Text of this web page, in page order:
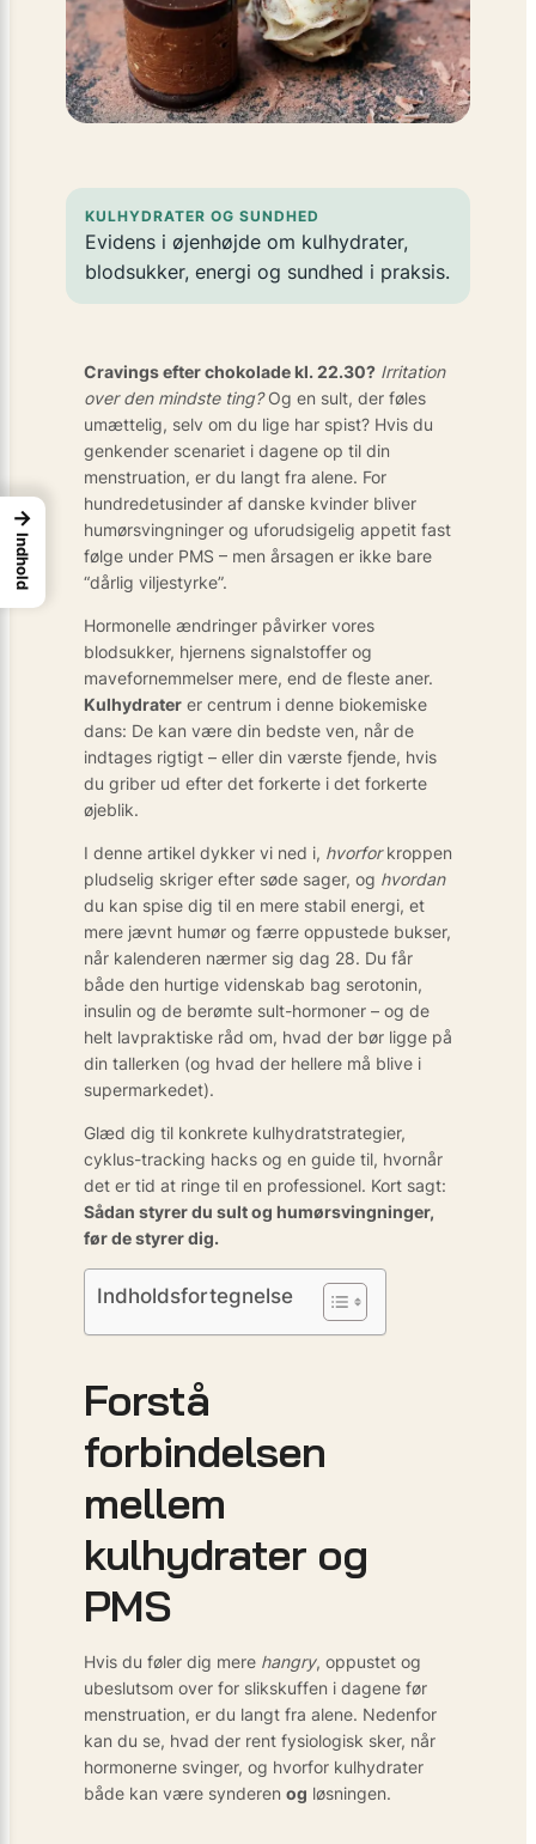
KULHYDRATER OG SUNDHED
Evidens i øjenhøjde om kulhydrater,
blodsukker, energi og sundhed i praksis.
Cravings efter chokolade kl. 22.30? Irritation
over den mindste ting?Og en sult, der føles
umættelig, selv om du lige har spist? Hvis du
genkender scenariet i dagene op til din
menstruation, er du langt fra alene. For
hundrede­tusinder af danske kvinder bliver
humørsvingninger og uforudsigelig appetit fast
følge under PMS – men årsagen er ikke bare
“dårlig viljestyrke”.
Hormonelle ændringer påvirker vores
blodsukker, hjernens signalstoffer og
mavefornemmelser mere, end de fleste aner.
Kulhydrater er centrum i denne biokemiske
dans: De kan være din bedste ven, når de
indtages rigtigt – eller din værste fjende, hvis
du griber ud efter det forkerte i det forkerte
øjeblik.
I denne artikel dykker vi ned i, hvorforkroppen
pludselig skriger efter søde sager, og hvordan
du kan spise dig til en mere stabil energi, et
mere jævnt humør og færre oppustede bukser,
når kalenderen nærmer sig dag 28. Du får
både den hurtige videnskab bag serotonin,
insulin og de berømte sult-hormoner – og de
helt lavpraktiske råd om, hvad der bør ligge på
din tallerken (og hvad der hellere må blive i
supermarkedet).
Glæd dig til konkrete kulhydratstrategier,
cyklus-tracking hacks og en guide til, hvornår
det er tid at ringe til en professionel. Kort sagt:
Sådan styrer du sult og humørsvingninger,
før de styrer dig.
Indholdsfortegnelse
Forstå
forbindelsen
mellem
kulhydrater og
PMS
Hvis du føler dig mere hangry, oppustet og
ubeslutsom over for slikskuffen i dagene før
menstruation, er du langt fra alene. Nedenfor
kan du se, hvad der rent fysiologisk sker, når
hormonerne svinger, og hvorfor kulhydrater
både kan være synderen og løsningen.
→
Indhold